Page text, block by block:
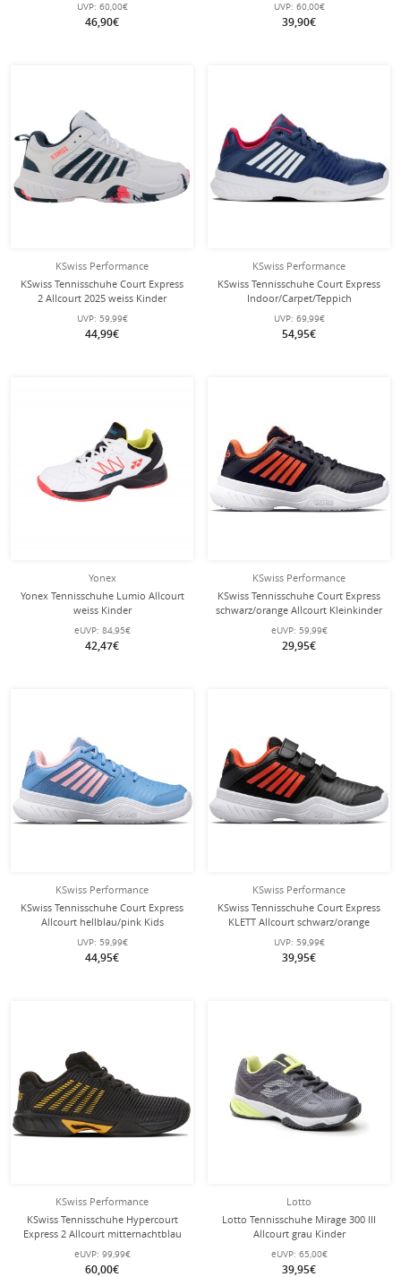
UVP: 60,00€
46,90€
UVP: 60,00€
39,90€
KSwiss Performance
KSwiss Tennisschuhe Court Express
2 Allcourt 2025 weiss Kinder
UVP: 59,99€
44,99€
KSwiss Performance
KSwiss Tennisschuhe Court Express
Indoor/Carpet/Teppich
opalblau/weiss Kinder
UVP: 69,99€
54,95€
Yonex
Yonex Tennisschuhe Lumio Allcourt
weiss Kinder
eUVP: 84,95€
42,47€
KSwiss Performance
KSwiss Tennisschuhe Court Express
schwarz/orange Allcourt Kleinkinder
eUVP: 59,99€
29,95€
KSwiss Performance
KSwiss Tennisschuhe Court Express
Allcourt hellblau/pink Kids
UVP: 59,99€
44,95€
KSwiss Performance
KSwiss Tennisschuhe Court Express
KLETT Allcourt schwarz/orange
Kleinkinder
UVP: 59,99€
39,95€
KSwiss Performance
KSwiss Tennisschuhe Hypercourt
Express 2 Allcourt mitternachtblau
Kinder
eUVP: 99,99€
60,00€
Lotto
Lotto Tennisschuhe Mirage 300 III
Allcourt grau Kinder
eUVP: 65,00€
39,95€